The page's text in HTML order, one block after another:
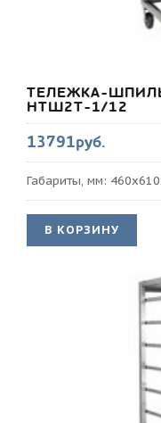
ТЕЛЕЖКА-
НТШ2Т-1/12
13791руб.
Габариты, мм:
В КОРЗИНУ